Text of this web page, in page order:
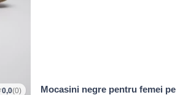
0,0(0)
Mocasini negre pentru femei pe